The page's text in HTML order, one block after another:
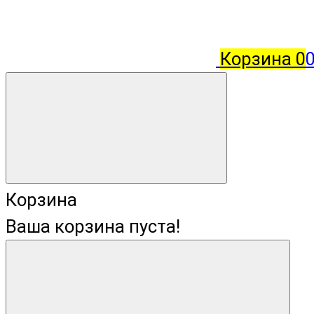
Корзина 0
Корзина
Ваша корзина пуста!